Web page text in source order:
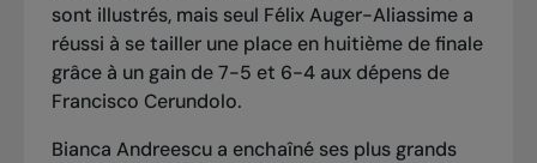
sont illustrés, mais seul Félix Auger-Aliassime a
réussi à se tailler une place en huitième de finale
grâce à un gain de 7-5 et 6-4 aux dépens de
Francisco Cerundolo.
Bianca Andreescu a enchaîné ses plus grands